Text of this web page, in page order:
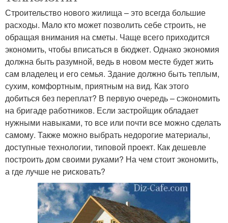
Строительство нового жилища – это всегда большие
расходы. Мало кто может позволить себе строить, не
обращая внимания на сметы. Чаще всего приходится
экономить, чтобы вписаться в бюджет. Однако экономия
должна быть разумной, ведь в новом месте будет жить
сам владелец и его семья. Здание должно быть теплым,
сухим, комфортным, приятным на вид. Как этого
добиться без переплат? В первую очередь – сэкономить
на бригаде работников. Если застройщик обладает
нужными навыками, то все или почти все можно сделать
самому. Также можно выбрать недорогие материалы,
доступные технологии, типовой проект. Как дешевле
построить дом своими руками? На чем стоит экономить,
а где лучше не рисковать?